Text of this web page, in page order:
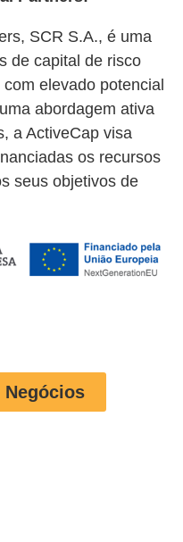
SCR S.A., é uma
de capital de risco
elevado potencial
abordagem ativa
a ActiveCap visa
os recursos
seus objetivos de